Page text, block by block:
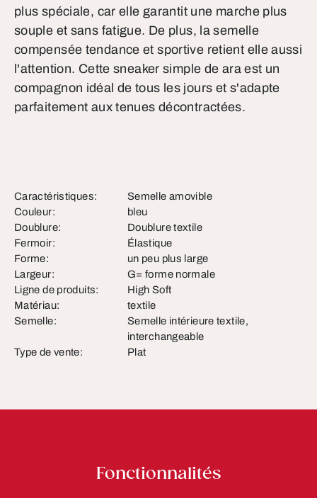
plus spéciale, car elle garantit une marche plus
souple et sans fatigue. De plus, la semelle
compensée tendance et sportive retient elle aussi
l'attention. Cette sneaker simple de ara est un
compagnon idéal de tous les jours et s'adapte
parfaitement aux tenues décontractées.
Caractéristiques:
Semelle amovible
Couleur:
bleu
Doublure:
Doublure textile
Fermoir:
Élastique
Forme:
un peu plus large
Largeur:
G= forme normale
Ligne de produits:
High Soft
Matériau:
textile
Semelle:
Semelle intérieure textile,
interchangeable
Type de vente:
Plat
Fonctionnalités